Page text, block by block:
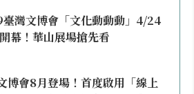
灣文博會「文化動動動」4/24
幕！華山展場搶先看
博會8月登場！首度啟用「線上